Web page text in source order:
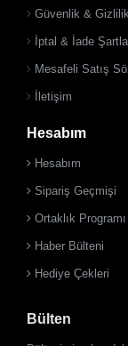
900 TL Üzeri Kargo
Güvenlik &
İptal & İade
Mesafeli Satış
İletişim
Hesabım
Hesabım
Sipariş Geçmişi
Ortaklık Programı
Haber Bülteni
Hediye Çekleri
Bülten